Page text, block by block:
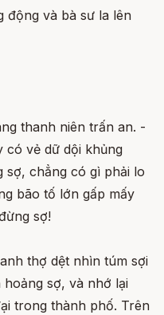
động và bà sư la lên
thanh niên trấn an. -
có vẻ dữ dội khủng
sợ, chẳng có gì phải lo
bão tố lớn gấp mấy
sợ!
thợ dệt nhìn túm sợi
sợ, và nhớ lại
trong thành phố. Trên